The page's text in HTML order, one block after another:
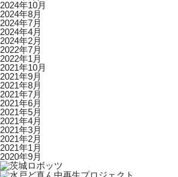
2024年10月
2024年8月
2024年7月
2024年4月
2024年2月
2022年7月
2022年1月
2021年10月
2021年9月
2021年8月
2021年7月
2021年6月
2021年5月
2021年4月
2021年3月
2021年2月
2021年1月
2020年9月